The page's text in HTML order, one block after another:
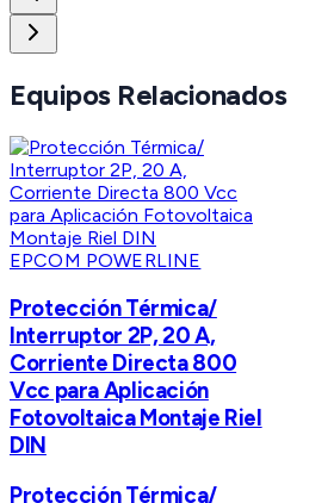
Equipos Relacionados
EPCOM POWERLINE
Protección Térmica/
Interruptor 2P, 20 A,
Corriente Directa 800
Vcc para Aplicación
Fotovoltaica Montaje Riel
DIN
Protección Térmica/